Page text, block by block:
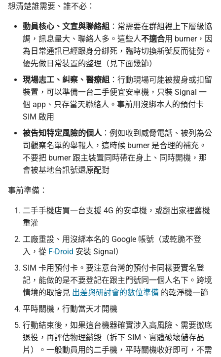
接下來
想清楚誰需要、誰不必：
動員核心、文宣與聯絡組 ：常需要在群組裡上下層級協
調，訊息量大、聯絡人多。這些人不適合用 burner，因
為日常通訊已經跟身分綁死，臨時切換新號反而徒勞。
優先做日常裝置的整理（見下面幾節）
現場志工、糾察、醫療組 ：行動現場可能被搜身或扣留
裝置，可以準備一台二手便宜安卓機，只裝 Signal 一
個 app、只存當天聯絡人。事前用沒綁本人的預付卡
SIM 啟用
被告知特定風險的個人：例如收到威脅電話、被列為公
司觀察名單的舉報人，這時候 burner 是合理的補充。
不要把 burner 跟主裝置同時帶在身上、同時開機，那
會被基地台訊號還原配對
事前準備：
二手手機店買一台支援 4G 的安卓機，或翻出家裡舊機
重灌
工廠重設、用沒綁本名的 Google 帳號（或乾脆不登
入，從 F-Droid 安裝 Signal）
SIM 卡用預付卡。要注意台灣的預付卡同樣要實名登
記，能做的是不要登記在跟主門號同一個人名下。跨境
情境的取捨見 出差與研討會的數位準備 的乾淨機一節
平時關機，行動當天才開機
行動結束後，如果這台機器確實涉入高風險、需要徹底
退役，再評估物理銷毀（拆下 SIM、實體破壞儲存晶
片）。一般動員用的二手機，平時關機收好即可，不需